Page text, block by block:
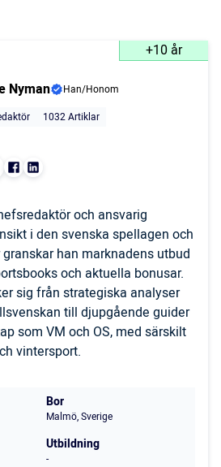
+10 år
Nyman
Han/Honom
1032 Artiklar
och ansvarig
i den svenska spellagen och
han marknadens utbud
och aktuella bonusar.
sig från strategiska analyser
till djupgående guider
som VM och OS, med särskilt
vintersport.
Bor
Malmö, Sverige
Utbildning
-